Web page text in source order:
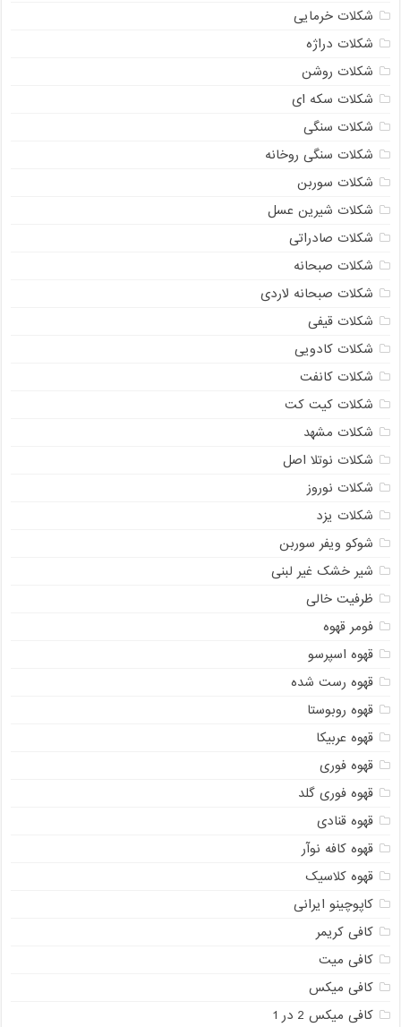
شکلات خرمایی
شکلات دراژه
شکلات روشن
شکلات سکه ای
شکلات سنگی
شکلات سنگی روخانه
شکلات سوربن
شکلات شیرین عسل
شکلات صادراتی
شکلات صبحانه
شکلات صبحانه لاردی
شکلات قیفی
شکلات کادویی
شکلات کانفت
شکلات کیت کت
شکلات مشهد
شکلات نوتلا اصل
شکلات نوروز
شکلات یزد
شوکو ویفر سوربن
شیر خشک غیر لبنی
ظرفیت خالی
فومر قهوه
قهوه اسپرسو
قهوه رست شده
قهوه روبوستا
قهوه عربیکا
قهوه فوری
قهوه فوری گلد
قهوه قنادی
قهوه کافه نوآر
قهوه کلاسیک
کاپوچینو ایرانی
کافی کریمر
کافی میت
کافی میکس
کافی میکس 2 در 1